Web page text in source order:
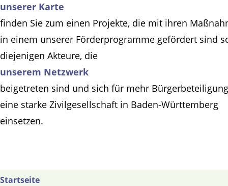
unserer Karte
finden Sie zum einen Projekte, die mit ihren
in einem unserer Förderprogramme gefördert sind
diejenigen Akteure, die
unserem Netzwerk
beigetreten sind und sich für mehr
eine starke Zivilgesellschaft in Baden-Württemberg
einsetzen.
Startseite